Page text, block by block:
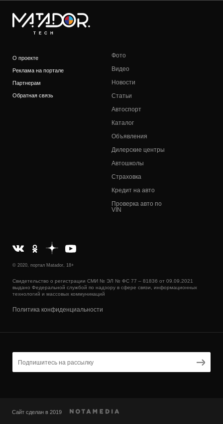
TECH
О проекте
Реклама на портале
Партнерам
Обратная связь
Фото
Видео
Новости
Статьи
Автоспорт
Каталог
Объявления
Дилерские центры
Автошколы
Страховка
Кредит на авто
Проверка авто по
VIN
© 2020, портал Matador, 18+
Свидетельство о регистрации СМИ № ЭЛ № ФС 77 – 81836 от 09.09.2021
выдано Федеральной службой по надзору в сфере связи, информационных
технологий и массовых коммуникаций
Политика конфиденциальности
Сайт сделан в 2019